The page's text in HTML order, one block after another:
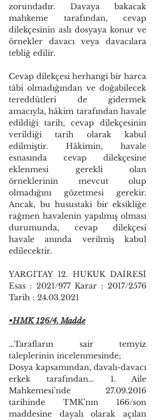
zorundadır. Davaya bakacak
mahkeme tarafından, cevap
dilekçesinin aslı dosyaya konur ve
örnekler davacı veya davacılara
tebliğ edilir.
Cevap dilekçesi herhangi bir harca
tâbi olmadığından ve doğabilecek
tereddütleri de gidermek
amacıyla, hâkim tarafından havale
edildiği tarih, cevap dilekçesinin
verildiği tarih olarak kabul
edilmiştir. Hâkimin, havale
esnasında cevap dilekçesine
eklenmesi gerekli olan
örneklerinin mevcut olup
olmadığını gözetmesi gerekir.
Ancak, bu husustaki bir eksikliğe
rağmen havalenin yapılmış olması
durumunda, cevap dilekçesi
havale anında verilmiş kabul
edilecektir.
YARGITAY 12. HUKUK DAİRESİ
Esas : 2021/977 Karar : 2017/2576
Tarih : 24.03.2021
•HMK 126/4. Madde
…Tarafların sair temyiz
taleplerinin incelenmesinde;
Dosya kapsamından, davalı-davacı
erkek tarafından... 1. Aile
Mahkemesi’nde 27.09.2016
tarihinde TMK’nın 166/son
maddesine dayalı olarak açılan